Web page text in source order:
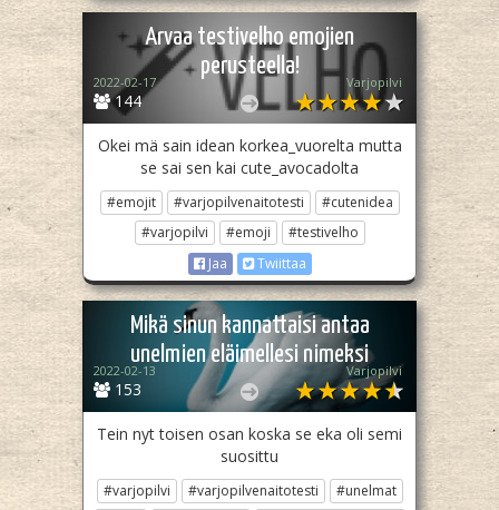
Arvaa testivelho emojien
perusteella!
144
2022-02-17 Varjopilvi
Okei mä sain idean korkea_vuorelta mutta
se sai sen kai cute_avocadolta
#emojit #varjopilvenaitotesti
#cutenidea
#varjopilvi
#emoji
#testivelho
Jaa
Twiittaa
Mikä sinun kannattaisi antaa
unelmien eläimellesi nimeksi
153
2022-02-13 Varjopilvi
Tein nyt toisen osan koska se eka oli semi
suosittu
#varjopilvi #varjopilvenaitotesti
#unelmat